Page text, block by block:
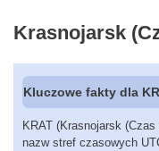
Krasnojarsk
Kluczowe fakty dla
KRAT (Krasnojarsk
nazw stref czasowych